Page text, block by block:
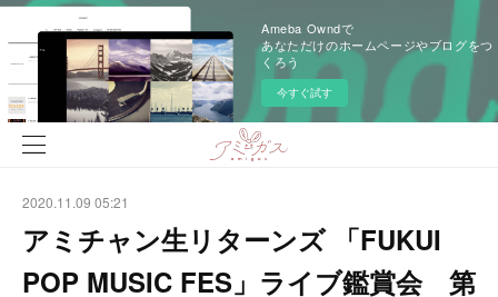
Ameba Owndで
あなただけのホームページやブログをつ
くろう
今すぐ試す
2020.11.09 05:21
アミチャン生リターンズ 「FUKUI
POP MUSIC FES」ライブ鑑賞会 第